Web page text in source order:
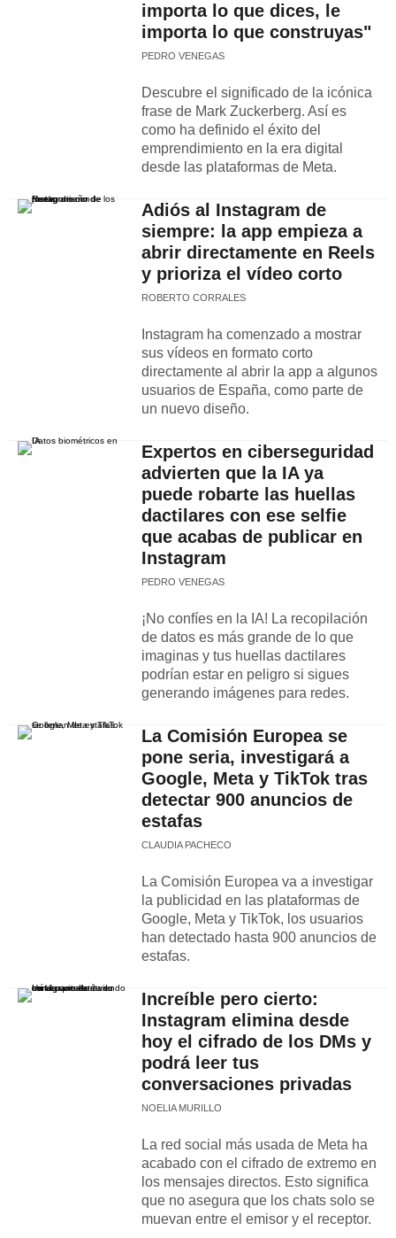
importa lo que dices, le
importa lo que construyas"
PEDRO VENEGAS
Descubre el significado de la icónica
frase de Mark Zuckerberg. Así es
como ha definido el éxito del
emprendimiento en la era digital
desde las plataformas de Meta.
Adiós al Instagram de
siempre: la app empieza a
abrir directamente en Reels
y prioriza el vídeo corto
ROBERTO CORRALES
Instagram ha comenzado a mostrar
sus vídeos en formato corto
directamente al abrir la app a algunos
usuarios de España, como parte de
un nuevo diseño.
Expertos en ciberseguridad
advierten que la IA ya
puede robarte las huellas
dactilares con ese selfie
que acabas de publicar en
Instagram
PEDRO VENEGAS
¡No confíes en la IA! La recopilación
de datos es más grande de lo que
imaginas y tus huellas dactilares
podrían estar en peligro si sigues
generando imágenes para redes.
La Comisión Europea se
pone seria, investigará a
Google, Meta y TikTok tras
detectar 900 anuncios de
estafas
CLAUDIA PACHECO
La Comisión Europea va a investigar
la publicidad en las plataformas de
Google, Meta y TikTok, los usuarios
han detectado hasta 900 anuncios de
estafas.
Increíble pero cierto:
Instagram elimina desde
hoy el cifrado de los DMs y
podrá leer tus
conversaciones privadas
NOELIA MURILLO
La red social más usada de Meta ha
acabado con el cifrado de extremo en
los mensajes directos. Esto significa
que no asegura que los chats solo se
muevan entre el emisor y el receptor.